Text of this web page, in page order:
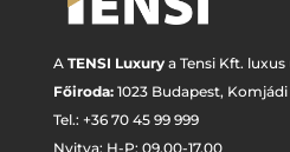
A TENSI Luxurya Tensi Kft.
Főiroda: 1023 Budapest, Komjádi
Tel.: +36 70 45 99 999
Nyitva: H-P: 09.00-17.00